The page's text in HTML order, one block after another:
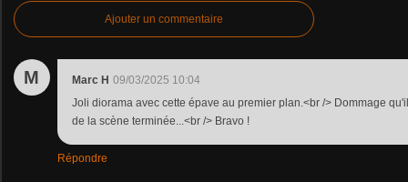
Ajouter un commentaire
M Marc H 09/03/2025 10:04
Joli diorama avec cette épave au premier plan.<br /> Dommage
de la scène terminée...<br /> Bravo !
Répondre